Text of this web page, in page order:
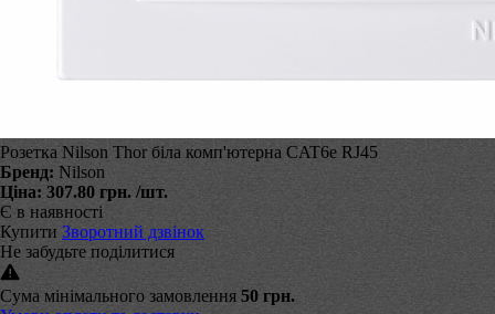
Розетка Nilson Thor біла комп'ютерна CAT6e RJ45
Бренд: Nilson
Ціна: 307.80 грн. /шт.
Є в наявності
Купити Зворотний дзвінок
Не забудьте поділитися
Сума мінімального замовлення 50 грн.